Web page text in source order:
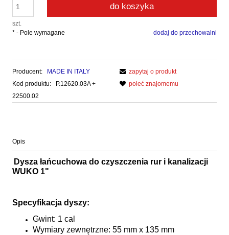
szt.
do koszyka
dodaj do przechowalni
* - Pole wymagane
Producent:
MADE IN ITALY
Kod produktu:
P.12620.03A +
22500.02
zapytaj o produkt
poleć znajomemu
Opis
Dysza łańcuchowa do czyszczenia rur i kanalizacji
WUKO 1"
Specyfikacja dyszy:
Gwint: 1 cal
Wymiary zewnętrzne: 55 mm x 135 mm